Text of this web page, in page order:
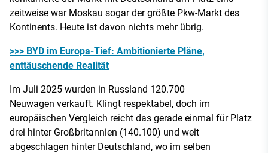
zeitweise war Moskau sogar der größte Pkw-Markt des
Kontinents. Heute ist davon nichts mehr übrig.
>>> BYD im Europa-Tief: Ambitionierte Pläne,
enttäuschende Realität
Im Juli 2025 wurden in Russland 120.700
Neuwagen verkauft. Klingt respektabel, doch im
europäischen Vergleich reicht das gerade einmal für Platz
drei hinter Großbritannien (140.100) und weit
abgeschlagen hinter Deutschland, wo im selben